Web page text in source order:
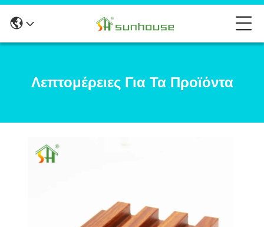
Λεπτομέρειες Για Τα Προϊόντα